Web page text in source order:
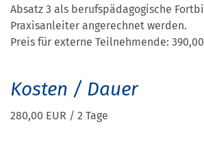
Absatz 3 als berufspädagogische
Praxisanleiter angerechnet werden.
Preis für externe Teilnehmende:
Kosten / Dauer
280,00 EUR / 2 Tage